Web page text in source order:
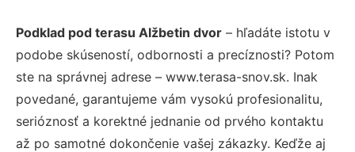
Podklad pod terasu Alžbetin dvor – hľadáte istotu v
podobe skúseností, odbornosti a precíznosti? Potom
ste na správnej adrese – www.terasa-snov.sk. Inak
povedané, garantujeme vám vysokú profesionalitu,
serióznosť a korektné jednanie od prvého kontaktu
až po samotné dokončenie vašej zákazky. Keďže aj